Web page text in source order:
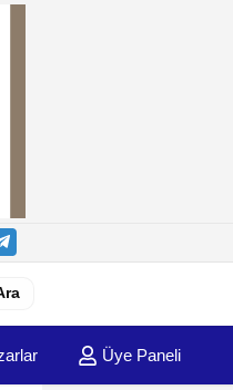
Üye Paneli